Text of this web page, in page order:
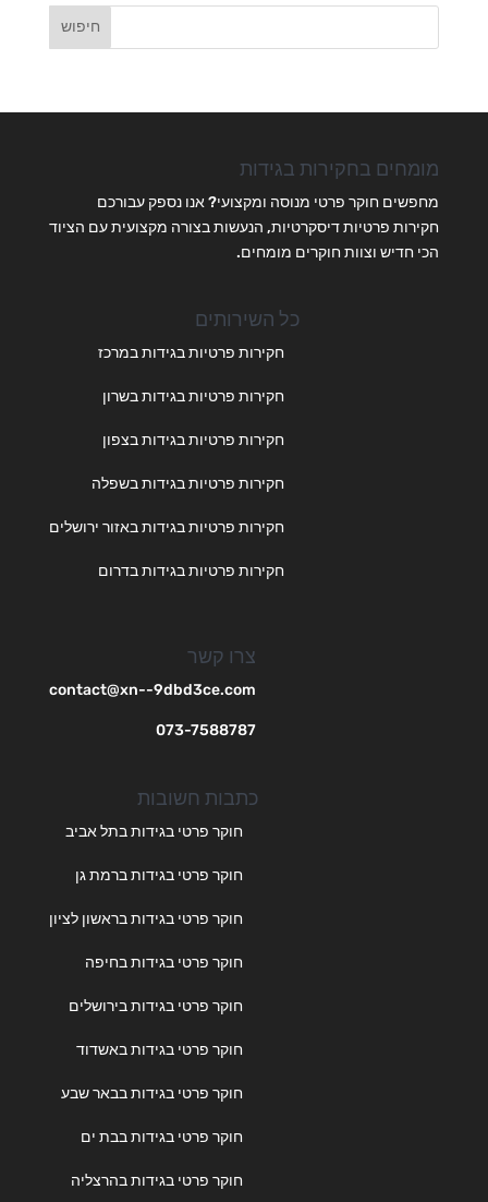
מומחים בחקירות בגידות
מחפשים חוקר פרטי מנוסה ומקצועי? אנו נספק עבורכם
חקירות פרטיות דיסקרטיות, הנעשות בצורה מקצועית עם הציוד
הכי חדיש וצוות חוקרים מומחים.
כל השירותים
חקירות פרטיות בגידות במרכז
חקירות פרטיות בגידות בשרון
חקירות פרטיות בגידות בצפון
חקירות פרטיות בגידות בשפלה
חקירות פרטיות בגידות באזור ירושלים
חקירות פרטיות בגידות בדרום
צרו קשר
contact@xn--9dbd3ce.com
073-7588787
כתבות חשובות
חוקר פרטי בגידות בתל אביב
חוקר פרטי בגידות ברמת גן
חוקר פרטי בגידות בראשון לציון
חוקר פרטי בגידות בחיפה
חוקר פרטי בגידות בירושלים
חוקר פרטי בגידות באשדוד
חוקר פרטי בגידות בבאר שבע
חוקר פרטי בגידות בבת ים
חוקר פרטי בגידות בהרצליה